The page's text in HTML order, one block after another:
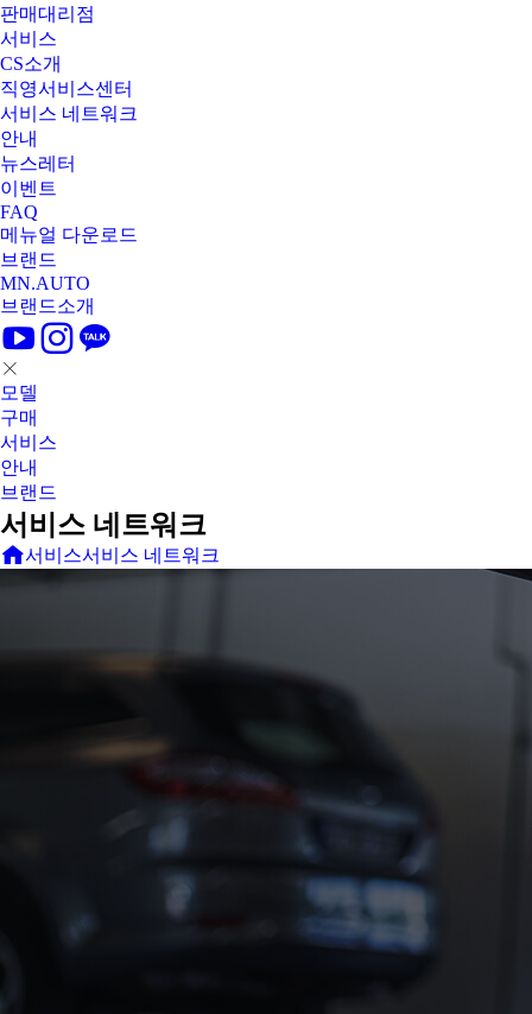
판매대리점
서비스
CS소개
직영서비스센터
서비스 네트워크
안내
뉴스레터
이벤트
FAQ
메뉴얼 다운로드
브랜드
MN.AUTO
브랜드소개
모델
구매
서비스
안내
브랜드
서비스 네트워크
서비스서비스 네트워크